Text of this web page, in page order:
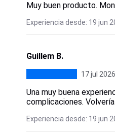
Muy buen producto.
Experiencia desde: 19 jun
Guillem B.
17 jul 2026
Una muy buena
complicaciones.
Experiencia desde: 19 jun